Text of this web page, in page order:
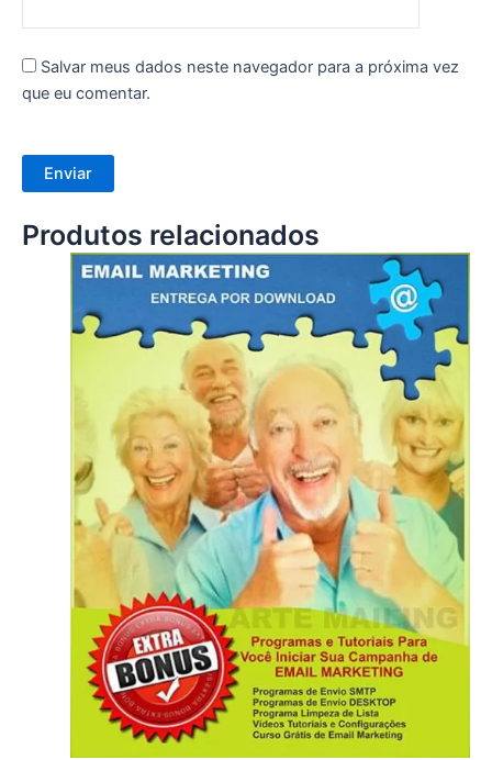
Salvar meus dados neste navegador para a próxima vez
que eu comentar.
Produtos relacionados